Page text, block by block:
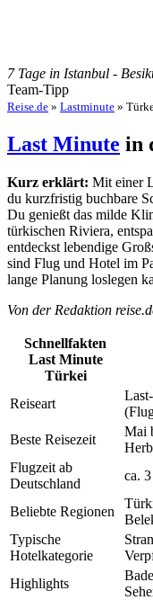
7 Tage in Istanbul -
Team-Tipp
Reise.de » Lastminute »
Last Minute in
Kurz erklärt: Mit einer
du kurzfristig buchbare
Du genießt das milde
türkischen Riviera,
entdeckst lebendige
sind Flug und Hotel im
lange Planung loslegen
Von der Redaktion
Schnellfakten
Last Minute
Türkei
Reiseart
Beste Reisezeit
Mai
Flugzeit ab
Deutschland
ca.
Beliebte Regionen
Typische
Hotelkategorie
Highlights